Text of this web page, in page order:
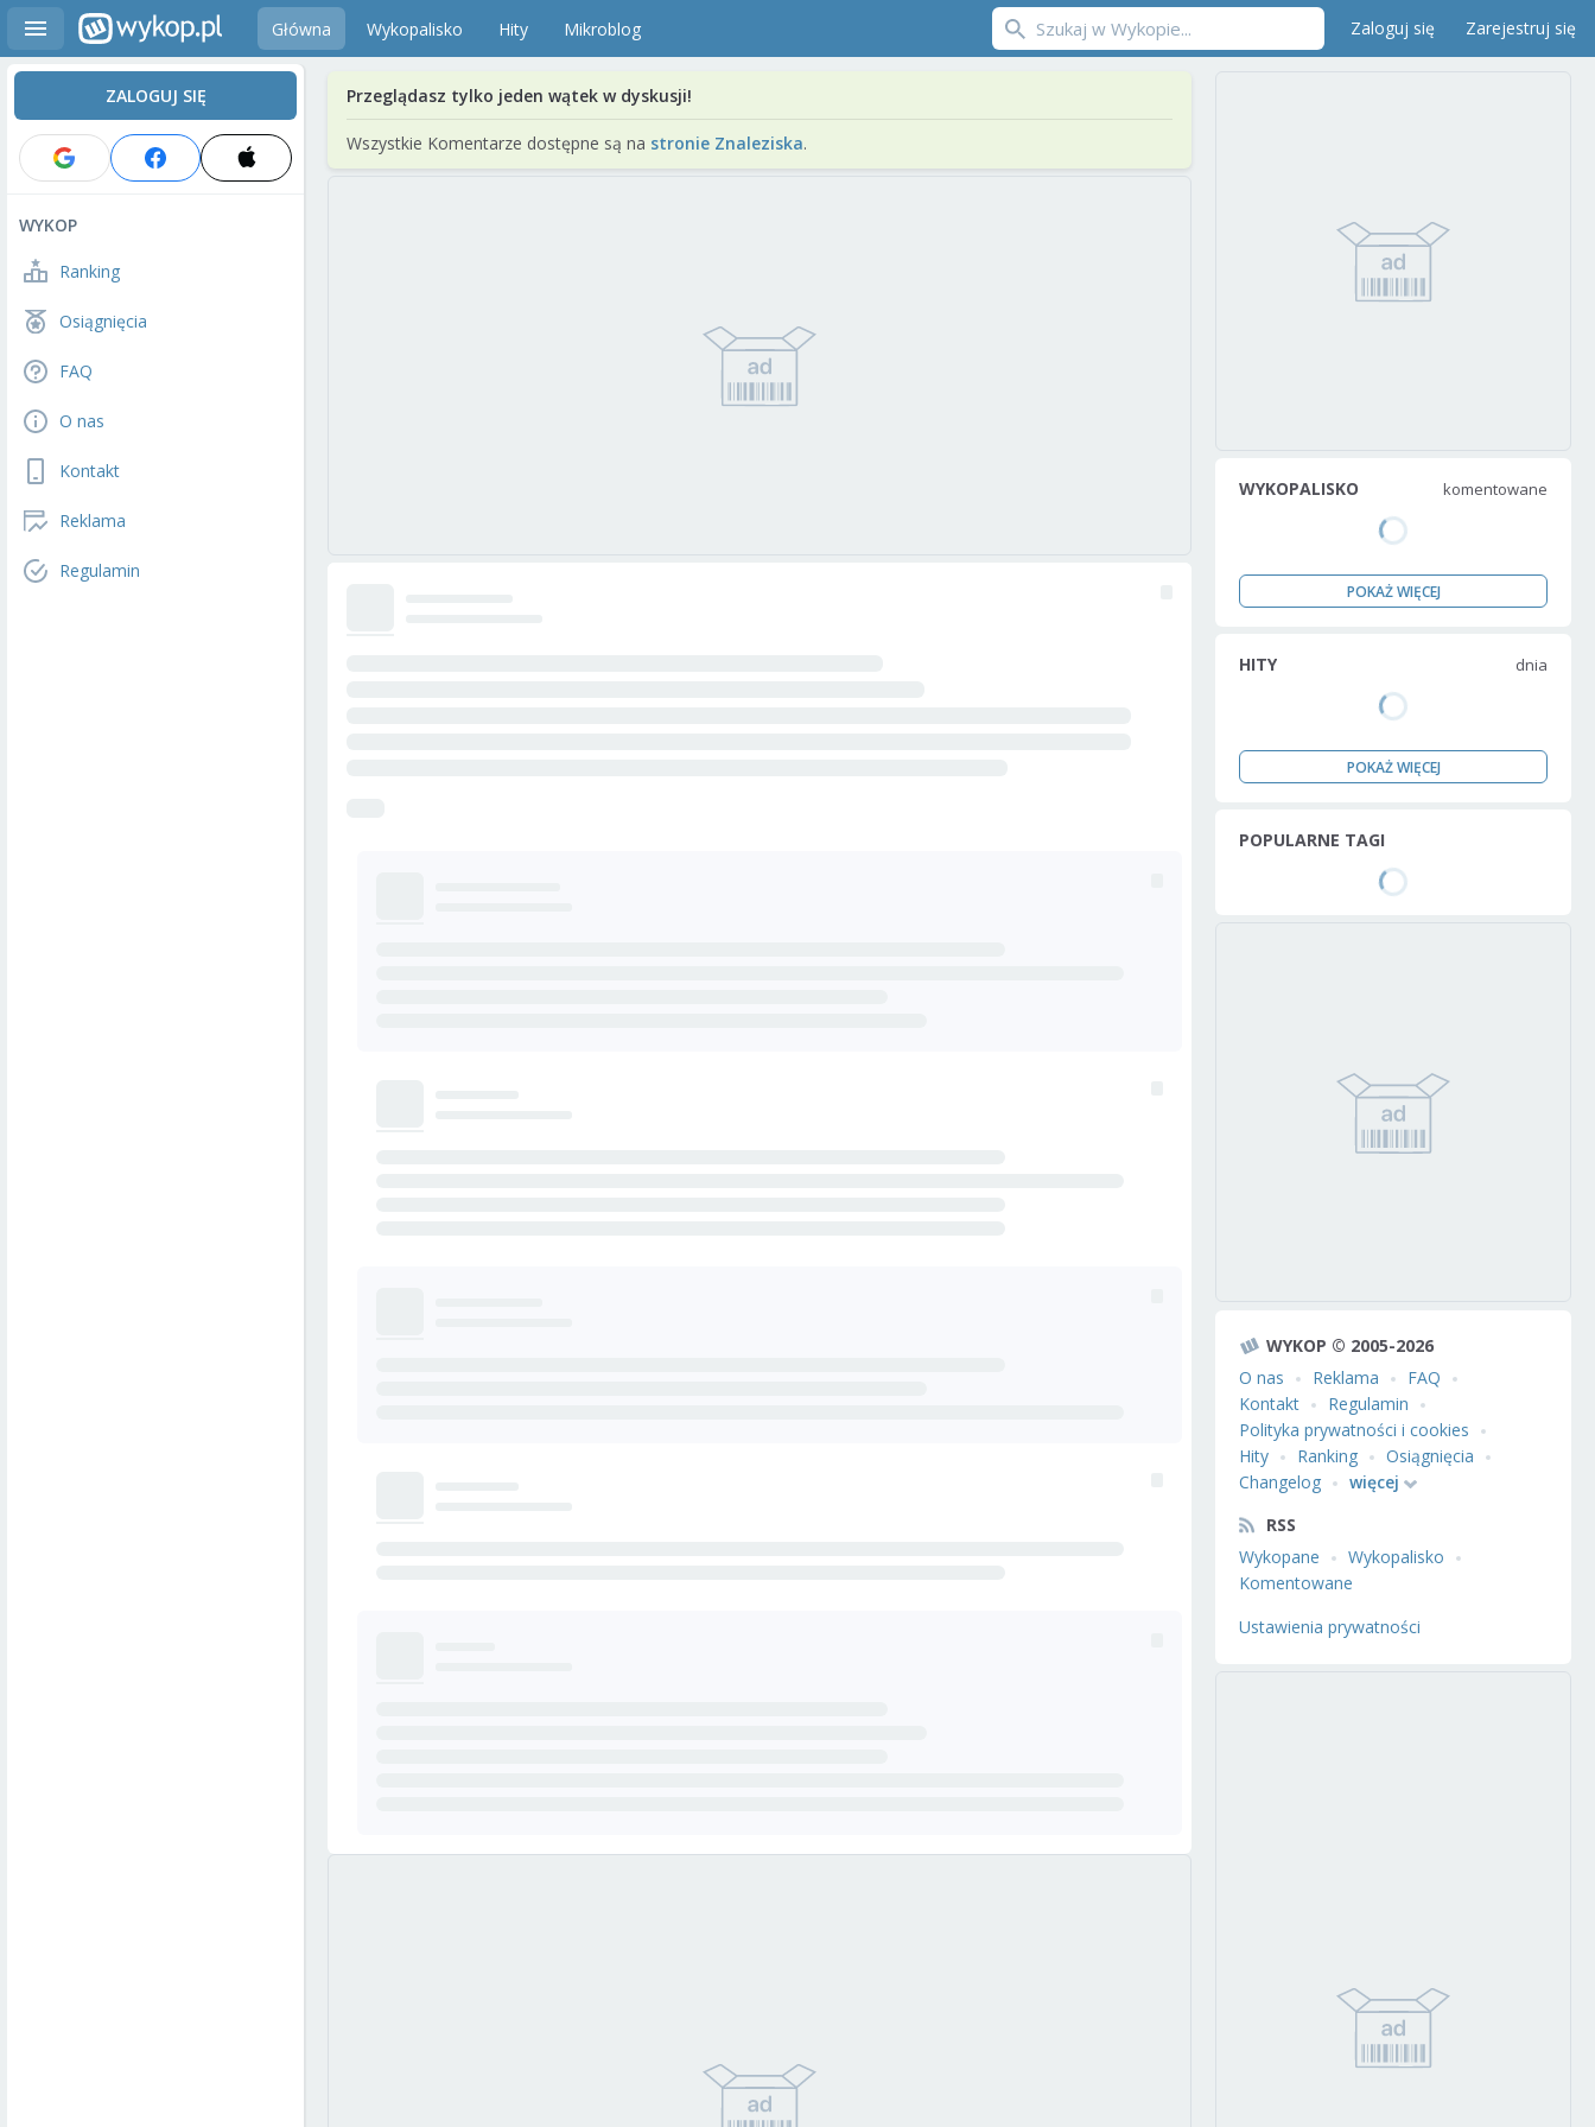
Główna Wykopalisko Hity Mikroblog Zaloguj się Zarejestruj się
ZALOGUJ SIĘ
WYKOP
Ranking
Osiągnięcia
FAQ
O nas
Kontakt
Reklama
Regulamin
Przeglądasz tylko jeden wątek w dyskusji!
Wszystkie Komentarze dostępne są na stronie Znaleziska.
WYKOPALISKO komentowane
POKAŻ WIĘCEJ
HITY dnia
POKAŻ WIĘCEJ
POPULARNE TAGI
WYKOP © 2005-2026
O nas
Reklama
FAQ
Kontakt
Regulamin
Polityka prywatności i cookies
Hity
Ranking
Osiągnięcia
Changelog
więcej
RSS
Wykopane
Wykopalisko
Komentowane
Ustawienia prywatności